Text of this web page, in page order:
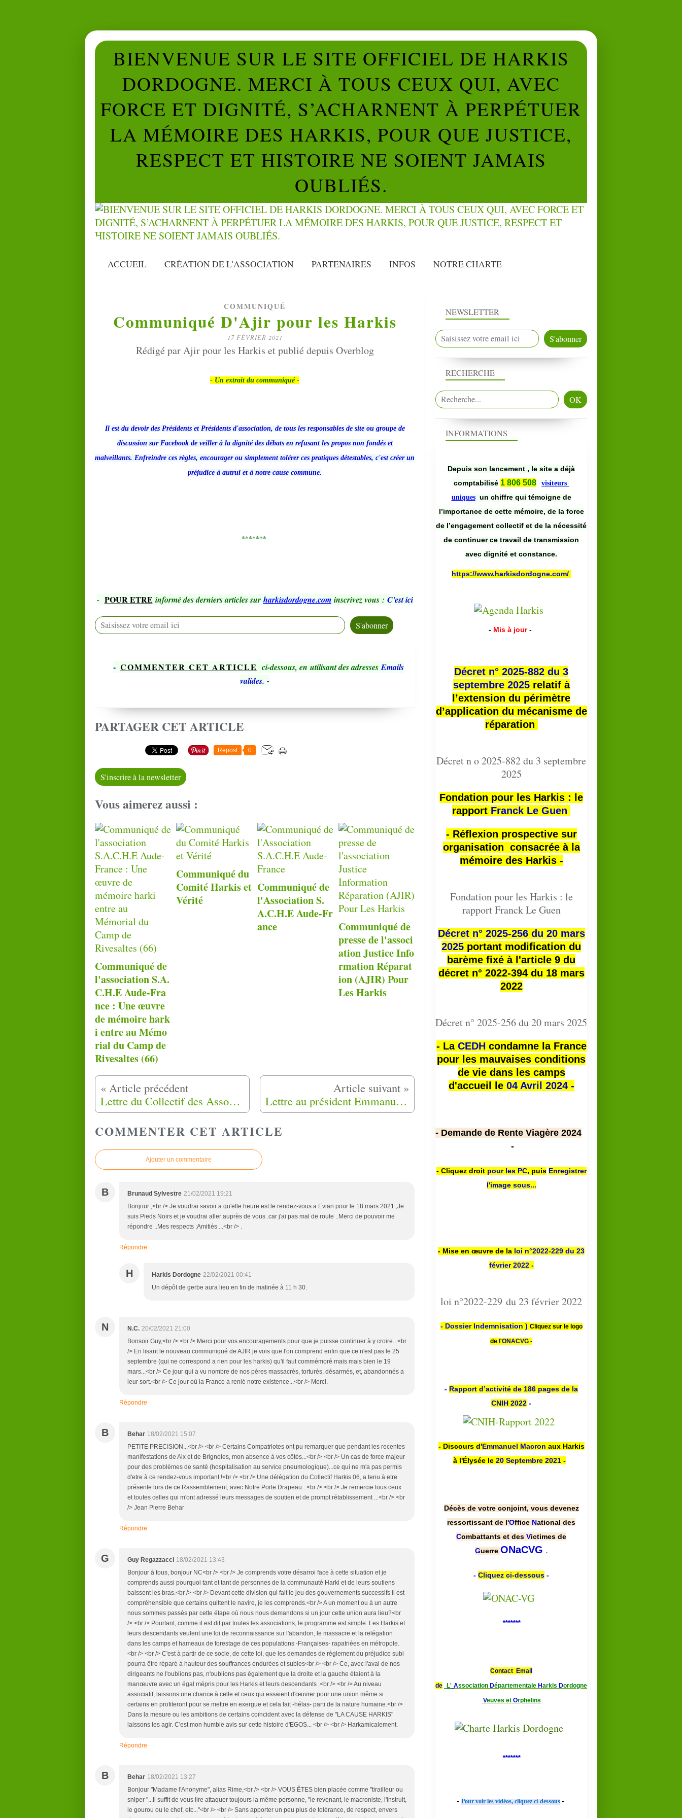
BIENVENUE SUR LE SITE OFFICIEL DE HARKIS
DORDOGNE. MERCI À TOUS CEUX QUI, AVEC
FORCE ET DIGNITÉ, S’ACHARNENT À PERPÉTUER
LA MÉMOIRE DES HARKIS, POUR QUE JUSTICE,
RESPECT ET HISTOIRE NE SOIENT JAMAIS
OUBLIÉS.
ACCUEIL CRÉATION DE L'ASSOCIATION PARTENAIRES INFOS NOTRE CHARTE
COMMUNIQUÉ
Communiqué D'Ajir pour les Harkis
17 FÉVRIER 2021
Rédigé par Ajir pour les Harkis et publié depuis Overblog
- Un extrait du communiqué -
Il est du devoir des Présidents et Présidents d'association, de tous les responsables de site ou groupe de
discussion sur Facebook de veiller à la dignité des débats en refusant les propos non fondés et
malveillants. Enfreindre ces règles, encourager ou simplement tolérer ces pratiques détestables, c'est créer un
préjudice à autrui et à notre cause commune.
*******
- POUR ETRE informé des derniers articles sur harkisdordogne.com inscrivez vous : C'est ici
- COMMENTER CET ARTICLE ci-dessous, en utilisant des adressesEmails
valides. -
PARTAGER CET ARTICLE
Repost 0
S'inscrire à la newsletter
Vous aimerez aussi :
Communiqué de
l'association S.A.
C.H.E Aude-Fra
nce : Une œuvre
de mémoire hark
i entre au Mémo
rial du Camp de
Rivesaltes (66)
Communiqué du
Comité Harkis et
Vérité
Communiqué de
l'Association S.
A.C.H.E Aude-Fr
ance
Communiqué de
presse de l'associ
ation Justice Info
rmation Réparat
ion (AJIR) Pour
Les Harkis
Lettre du Collectif des Associations de Harkis des Alpes-Maritimes au préfet Bernard Gonzalès Lettre au président Emmanuel Macron de Mauricette Torrent
COMMENTER CET ARTICLE
Ajouter un commentaire
B Brunaud Sylvestre 21/02/2021 19:21
Bonjour ;<br /> Je voudrai savoir a qu'elle heure est le rendez-vous a Evian pour le 18 mars 2021 ,Je
suis Pieds Noirs et je voudrai aller auprès de vous .car j'ai pas mal de route ..Merci de pouvoir me
répondre ..Mes respects ;Amitiés ...<br /> .
Répondre
H Harkis Dordogne 22/02/2021 00:41
Un dépôt de gerbe aura lieu en fin de matinée à 11 h 30.
N N.C. 20/02/2021 21:00
Bonsoir Guy,<br /> <br /> Merci pour vos encouragements pour que je puisse continuer à y croire...<br
/> En lisant le nouveau communiqué de AJIR je vois que l'on comprend enfin que ce n'est pas le 25
septembre (qui ne correspond a rien pour les harkis) qu'il faut commémoré mais mais bien le 19
mars...<br /> Ce jour qui a vu nombre de nos pères massacrés, torturés, désarmés, et, abandonnés a
leur sort.<br /> Ce jour où la France a renié notre existence...<br /> Merci.
Répondre
B Behar 18/02/2021 15:07
PETITE PRECISION...<br /> <br /> Certains Compatriotes ont pu remarquer que pendant les recentes
manifestations de Aix et de Brignoles, mon absence à vos côtés...<br /> <br /> Un cas de force majeur
pour des problèmes de santé (hospitalisation au service pneumologique)...ce qui ne m'a pas permis
d'etre à ce rendez-vous important !<br /> <br /> Une délégation du Collectif Harkis 06, a tenu à etre
présente lors de ce Rassemblement, avec Notre Porte Drapeau...<br /> <br /> Je remercie tous ceux
et toutes celles qui m'ont adressé leurs messages de soutien et de prompt rétablissement ...<br /> <br
/> Jean Pierre Behar
Répondre
G Guy Regazzacci 18/02/2021 13:43
Bonjour à tous, bonjour NC<br /> <br /> Je comprends votre désarroi face à cette situation et je
comprends aussi pourquoi tant et tant de personnes de la communauté Harki et de leurs soutiens
baissent les bras.<br /> <br /> Devant cette division qui fait le jeu des gouvernements successifs il est
compréhensible que certains quittent le navire, je les comprends.<br /> A un moment ou à un autre
nous sommes passés par cette étape où nous nous demandons si un jour cette union aura lieu?<br
/> <br /> Pourtant, comme il est dit par toutes les associations, le programme est simple. Les Harkis et
leurs descendants veulent une loi de reconnaissance sur l'abandon, le massacre et la relégation
dans les camps et hameaux de forestage de ces populations -Françaises- rapatriées en métropole.
<br /> <br /> C'est à partir de ce socle, de cette loi, que les demandes de règlement du préjudice subi
pourra être réparé à hauteur des souffrances endurées et subies<br /> <br /> Ce, avec l'aval de nos
dirigeants ne l'oublions pas, n'oublions pas également que la droite et la gauche étaient à la
manœuvre avec un égal mépris pour les Harkis et leurs descendants .<br /> <br /> Au niveau
associatif, laissons une chance à celle et ceux qui essaient d'œuvrer pour une union même si
certains en profiteront pour se mettre en exergue et cela fait -hélas- parti de la nature humaine.<br />
Dans la mesure ou les ambitions de certains coïncident avec la défense de "LA CAUSE HARKIS"
laissons les agir. C'est mon humble avis sur cette histoire d'EGOS... <br /> <br /> Harkamicalement.
Répondre
B Behar 18/02/2021 13:27
Bonjour "Madame l'Anonyme", alias Rime,<br /> <br /> VOUS ÊTES bien placée comme "tirailleur ou
sniper "...Il suffit de vous lire attaquer toujours la même personne, "le revenant, le macroniste, l'instruit,
le gourou ou le chef, etc..."<br /> <br /> Sans apporter un peu plus de tolérance, de respect, envers
NEWSLETTER
RECHERCHE
INFORMATIONS
Depuis son lancement , le site a déjà
comptabilisé 1 806 508
visiteurs
uniques un chiffre qui témoigne de
l’importance de cette mémoire, de la force
de l’engagement collectif et de la nécessité
de continuer ce travail de transmission
avec dignité et constance.
https://www.harkisdordogne.com/
- Mis à jour -
Décret n° 2025-882 du 3
septembre 2025relatif à
l’extension du périmètre
d’application du mécanisme de
réparation
Décret n o 2025-882 du 3 septembre
2025
Fondation pour les Harkis : le
rapport Franck Le Guen
- Réflexion prospective sur
organisation consacrée à la
mémoire des Harkis -
Fondation pour les Harkis : le
rapport Franck Le Guen
Décret n° 2025-256 du 20 mars
2025 portant modification du
barème fixé à l'article 9 du
décret n° 2022-394 du 18 mars
2022
Décret n° 2025-256 du 20 mars 2025
- La CEDHcondamne la France
pour les mauvaises conditions
de vie dans les camps
d'accueil le 04 Avril 2024 -
- Demande de Rente Viagère 2024
-
- Cliquez droit pour les PC, puis Enregistrer
l'image sous...
- Mise en œuvre de la loi n°2022-229 du 23
février 2022 -
loi n°2022-229 du 23 février 2022
- Dossier Indemnisation ) Cliquez sur le logo
de l'ONACVG -
- Rapport d’activité de 186 pages de la
CNIH 2022 -
- Discours d'Emmanuel Macron aux Harkis
à l'Élysée le 20 Septembre 2021 -
Décès de votre conjoint, vous devenez
ressortissant de l'Office National des
Combattants et des Victimes de
Guerre ONaCVG .
- Cliquez ci-dessous -
*******
Contact Email
de L' Association Départementale Harkis Dordogne
Veuves et Orphelins
*******
- Pour voir les vidéos, cliquez ci-dessous -